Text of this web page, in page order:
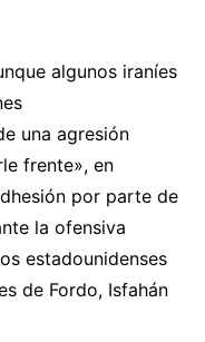
algunos iraníes
una agresión
frente», en
por parte de
la ofensiva
estadounidenses
de Fordo, Isfahán